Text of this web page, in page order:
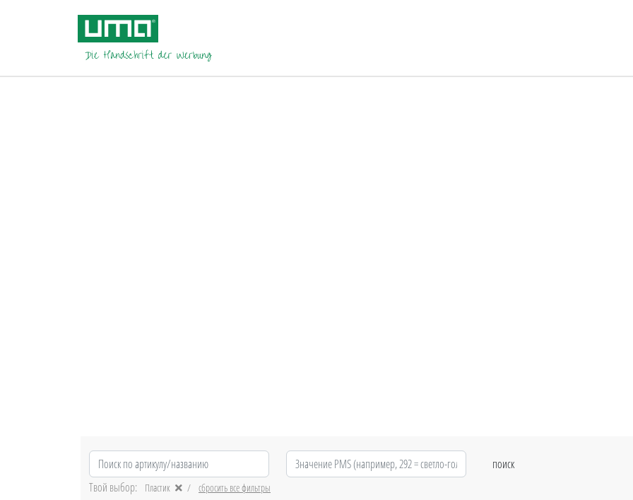
Твой выбор:
Пластик сбросить все фильтры